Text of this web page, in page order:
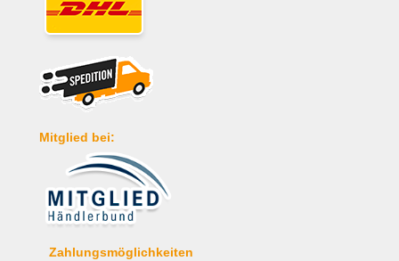
Mitglied bei:
Zahlungsmöglichkeiten